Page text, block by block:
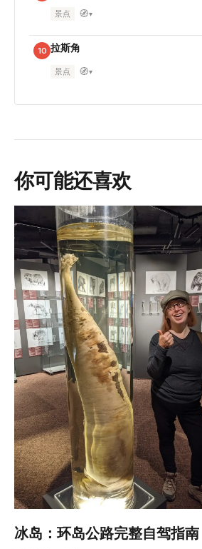
景点 🧭▾
10 拉斯角
景点 🧭▾
你可能还喜欢
冰岛：环岛公路完整自驾指南